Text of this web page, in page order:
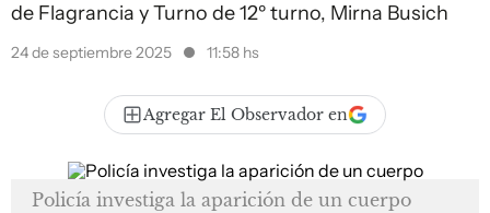
de Flagrancia y Turno de 12º turno, Mirna Busich
24 de septiembre 2025 11:58 hs
Agregar El Observador en
Policía investiga la aparición de un cuerpo